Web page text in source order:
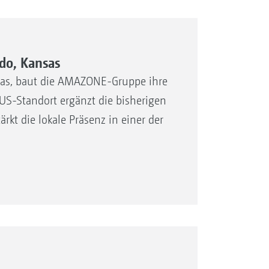
Kansas
baut die AMAZONE-Gruppe ihre
Standort ergänzt die bisherigen
die lokale Präsenz in einer der